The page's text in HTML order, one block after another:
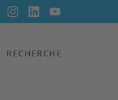
RECHERCHE